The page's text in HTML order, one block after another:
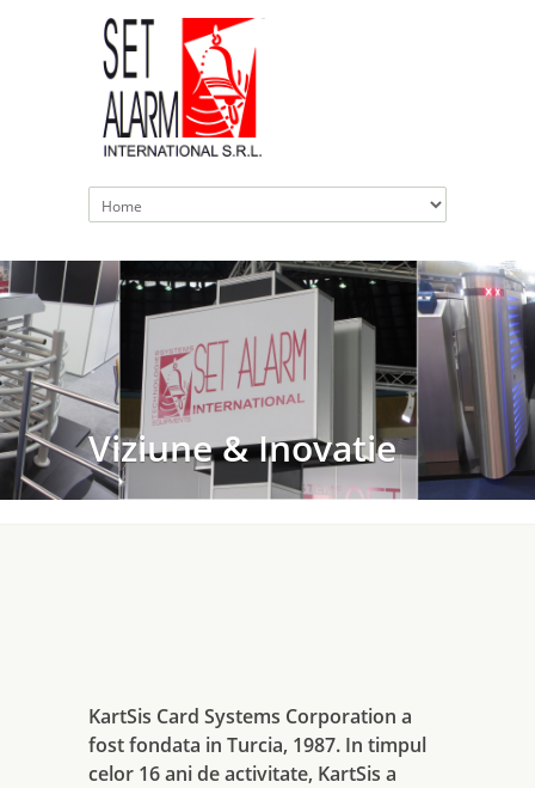
Viziune & Inovatie
KartSis Card Systems Corporation a
fost fondata in Turcia, 1987. In timpul
celor 16 ani de activitate, KartSis a